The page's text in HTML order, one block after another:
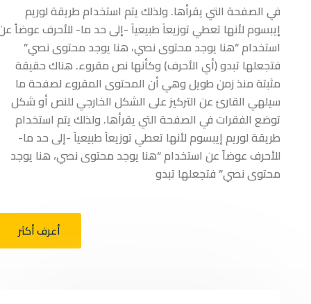
في الصفحة التي يقرأها. ولذلك يتم استخدام طريقة لوريم
إيبسوم لأنها تعطي توزيعاَ طبيعياَ -إلى حد ما- للأحرف عوضاً عن
استخدام “هنا يوجد محتوى نصي، هنا يوجد محتوى نصي”
فتجعلها تبدو (أي الأحرف) وكأنها نص مقروء. هناك حقيقة
مثبتة منذ زمن طويل وهي أن المحتوى المقروء لصفحة ما
سيلهي القارئ عن التركيز على الشكل الخارجي للنص أو شكل
توضع الفقرات في الصفحة التي يقرأها. ولذلك يتم استخدام
طريقة لوريم إيبسوم لأنها تعطي توزيعاَ طبيعياَ -إلى حد ما-
للأحرف عوضاً عن استخدام “هنا يوجد محتوى نصي، هنا يوجد
محتوى نصي” فتجعلها تبدو
أعرف أكثر